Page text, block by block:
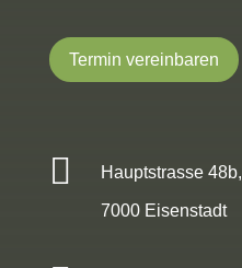
Termin vereinbaren
 Hauptstrasse 48b,
7000 Eisenstadt